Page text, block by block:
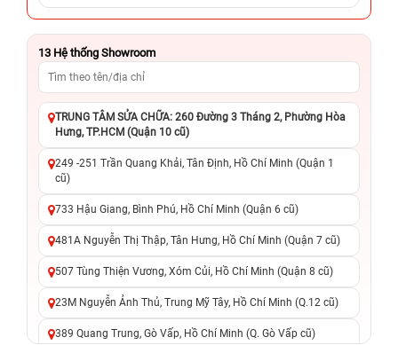
13 Hệ thống Showroom
TRUNG TÂM SỬA CHỮA: 260 Đường 3 Tháng 2, Phường Hòa
Hưng, TP.HCM (Quận 10 cũ)
249 -251 Trần Quang Khải, Tân Định, Hồ Chí Minh (Quận 1
cũ)
733 Hậu Giang, Bình Phú, Hồ Chí Minh (Quận 6 cũ)
481A Nguyễn Thị Thập, Tân Hưng, Hồ Chí Minh (Quận 7 cũ)
507 Tùng Thiện Vương, Xóm Củi, Hồ Chí Minh (Quận 8 cũ)
23M Nguyễn Ảnh Thủ, Trung Mỹ Tây, Hồ Chí Minh (Q.12 cũ)
389 Quang Trung, Gò Vấp, Hồ Chí Minh (Q. Gò Vấp cũ)